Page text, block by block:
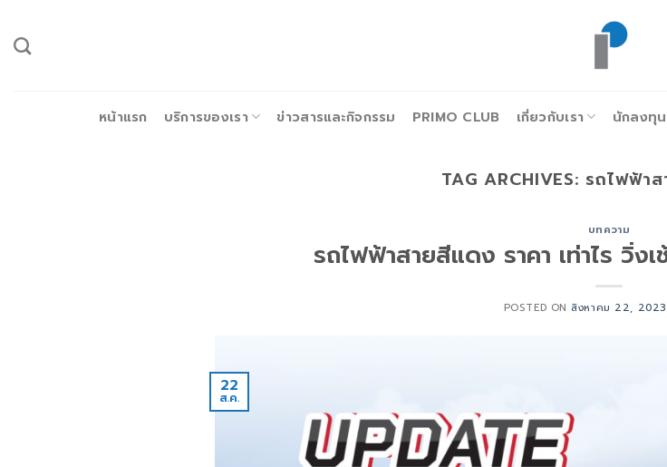
ยัง
หน้าแรก บริการของเรา ข่าวสารและกิจกรรม PRIMO CLUB เกี่ยวกับเรา นักลงทุ
TAG ARCHIVES: รถไฟฟ้า
บทความ
รถไฟฟ้าสายสีแดง ราคา เท่าไร วิ่ง
POSTED ON สิงหาคม 22, 2023
22
ส.ค.